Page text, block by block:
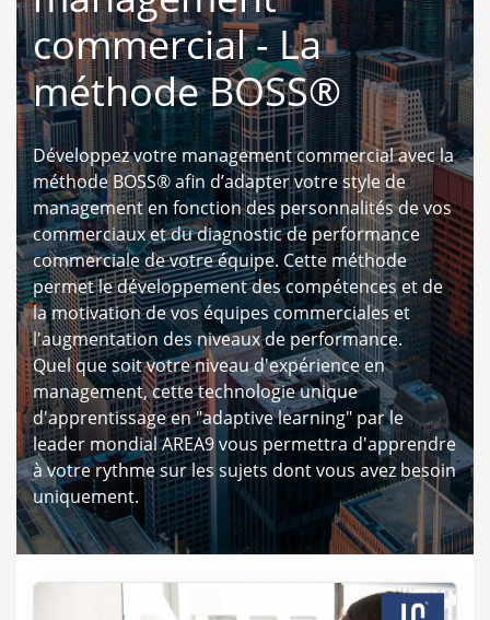
commercial - La
méthode BOSS®
Développez votre management commercial avec la
méthode BOSS® afin d’adapter votre style de
management en fonction des personnalités de vos
commerciaux et du diagnostic de performance
commerciale de votre équipe. Cette méthode
permet le développement des compétences et de
la motivation de vos équipes commerciales et
l'augmentation des niveaux de performance.
Quel que soit votre niveau d'expérience en
management, cette technologie unique
d'apprentissage en "adaptive learning" par le
leader mondial AREA9 vous permettra d'apprendre
à votre rythme sur les sujets dont vous avez besoin
uniquement.